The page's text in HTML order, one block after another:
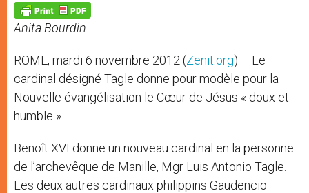
p
p
g
e
r
o
k
Anita Bourdin
ROME, mardi 6 novembre 2012 (Zenit.org) – Le
cardinal désigné Tagle donne pour modèle pour la
Nouvelle évangélisation le Cœur de Jésus « doux et
humble ».
Benoît XVI donne un nouveau cardinal en la personne
de l’archevêque de Manille, Mgr Luis Antonio Tagle.
Les deux autres cardinaux philippins Gaudencio